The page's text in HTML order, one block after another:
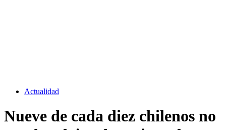
Actualidad
Nueve de cada diez chilenos no